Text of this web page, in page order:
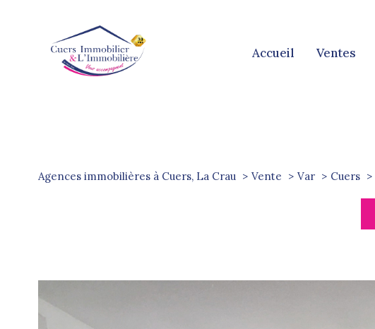
accueil ventes
Agences immobilières à Cuers, La Crau Vente Var Cuers